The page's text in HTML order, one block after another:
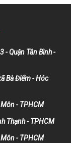
- Quận Tân Bình -
Bà Điểm - Hóc
- TPHCM
Thạnh - TPHCM
- TPHCM